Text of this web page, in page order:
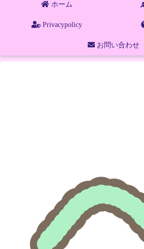
ホーム
Privacypolicy
お問い合わせ